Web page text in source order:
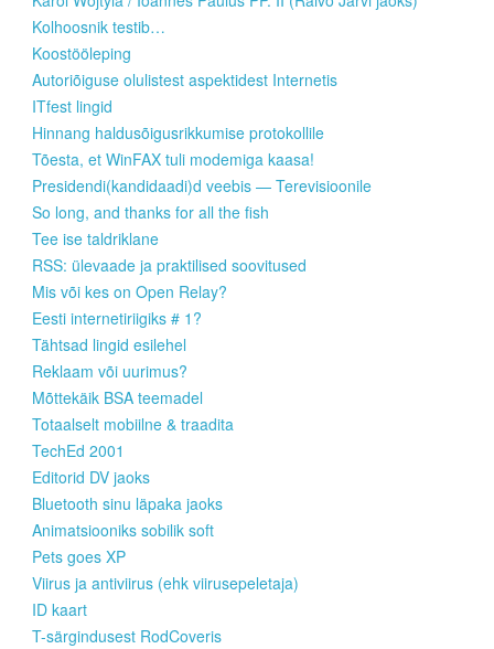
Kolhoosnik testib…
Koostööleping
Autoriõiguse olulistest aspektidest Internetis
ITfest lingid
Hinnang haldusõigusrikkumise protokollile
Tõesta, et WinFAX tuli modemiga kaasa!
Presidendi(kandidaadi)d veebis — Terevisioonile
So long, and thanks for all the fish
Tee ise taldriklane
RSS: ülevaade ja praktilised soovitused
Mis või kes on Open Relay?
Eesti internetiriigiks # 1?
Tähtsad lingid esilehel
Reklaam või uurimus?
Mõttekäik BSA teemadel
Totaalselt mobiilne & traadita
TechEd 2001
Editorid DV jaoks
Bluetooth sinu läpaka jaoks
Animatsiooniks sobilik soft
Pets goes XP
Viirus ja antiviirus (ehk viirusepeletaja)
ID kaart
T-särgindusest RodCoveris